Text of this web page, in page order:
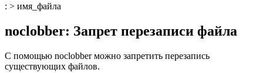
: > имя_файла
noclobber: Запрет перезаписи файла
С помощью noclobber можно запретить перезапись
существующих файлов.